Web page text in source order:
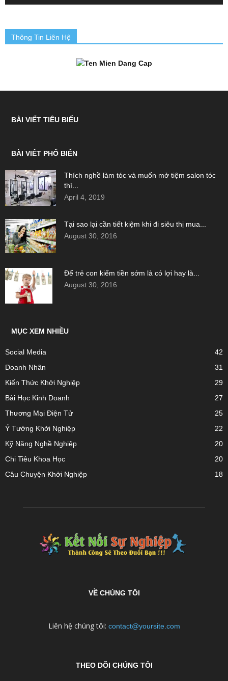
Thông Tin Liên Hệ
BÀI VIẾT TIÊU BIỂU
BÀI VIẾT PHỔ BIẾN
Thích nghề làm tóc và muốn mở tiệm salon tóc
thì...
April 4, 2019
Tại sao lại cần tiết kiệm khi đi siêu thị mua...
August 30, 2016
Để trẻ con kiếm tiền sớm là có lợi hay là...
August 30, 2016
MỤC XEM NHIỀU
Social Media
42
Doanh Nhân
31
Kiến Thức Khởi Nghiệp
29
Bài Học Kinh Doanh
27
Thương Mại Điện Tử
25
Ý Tưởng Khởi Nghiệp
22
Kỹ Năng Nghề Nghiệp
20
Chi Tiêu Khoa Học
20
Câu Chuyện Khởi Nghiệp
18
VỀ CHÚNG TÔI
Liên hệ chúng tôi: contact@yoursite.com
THEO DÕI CHÚNG TÔI